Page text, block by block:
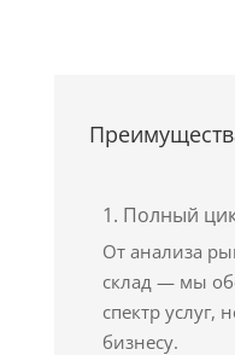
1. Полный
От анализа
склад — мы
спектр
бизнесу.